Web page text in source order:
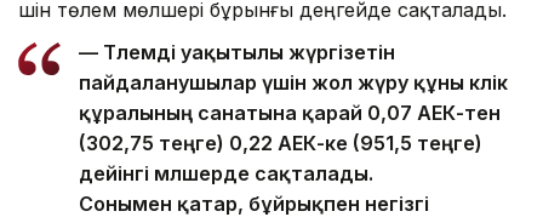
үшін төлем мөлшері бұрынғы деңгейде сақталады.
— Төлемді уақытылы жүргізетін
пайдаланушылар үшін жол жүру құны көлік
құралының санатына қарай 0,07 АЕК-тен
(302,75 теңге) 0,22 АЕК-ке (951,5 теңге)
дейінгі мөлшерде сақталады.
Сонымен қатар, бұйрықпен негізгі